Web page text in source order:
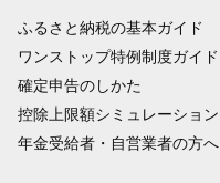
ふるさと納税の基本ガイド
ワンストップ特例制度ガイド
確定申告のしかた
控除上限額シミュレーション
年金受給者・自営業者の方へ